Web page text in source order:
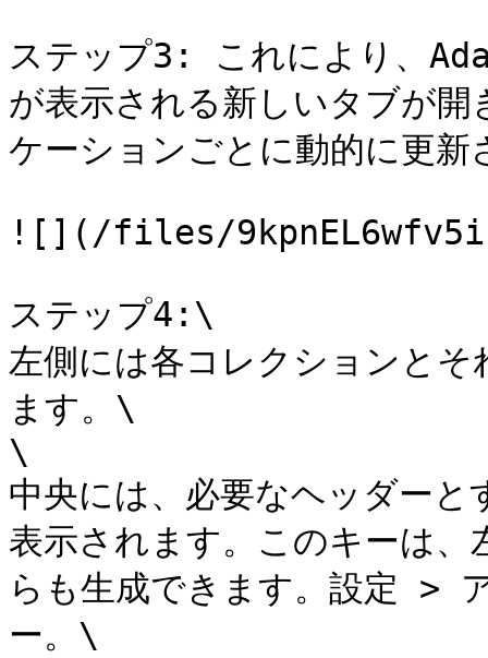
ステップ3: これにより、
が表示される新しいタブが
ケーションごとに動的に更新
![](/files/
ステップ4:\
左側には各コレクションと
ます。\
\
中央には、必要なヘッダー
表示されます。このキーは
らも生成できます。設定 >
ー。\